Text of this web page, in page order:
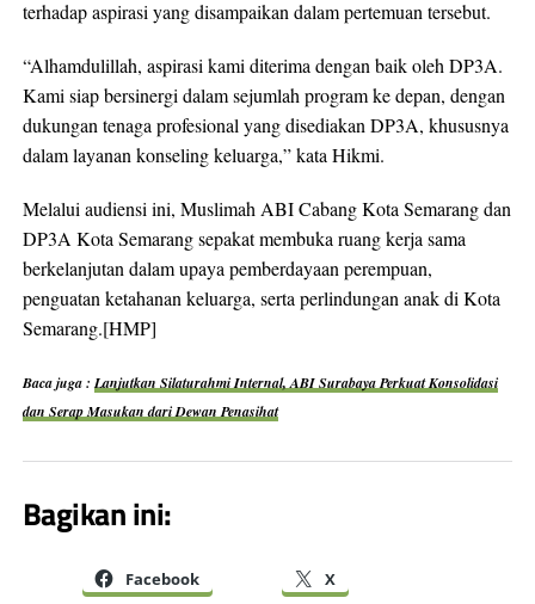
terhadap aspirasi yang disampaikan dalam pertemuan tersebut.
“Alhamdulillah, aspirasi kami diterima dengan baik oleh DP3A.
Kami siap bersinergi dalam sejumlah program ke depan, dengan
dukungan tenaga profesional yang disediakan DP3A, khususnya
dalam layanan konseling keluarga,” kata Hikmi.
Melalui audiensi ini, Muslimah ABI Cabang Kota Semarang dan
DP3A Kota Semarang sepakat membuka ruang kerja sama
berkelanjutan dalam upaya pemberdayaan perempuan,
penguatan ketahanan keluarga, serta perlindungan anak di Kota
Semarang.[HMP]
Baca juga : Lanjutkan Silaturahmi Internal, ABI Surabaya Perkuat Konsolidasi
dan Serap Masukan dari Dewan Penasihat
Bagikan ini:
Facebook X